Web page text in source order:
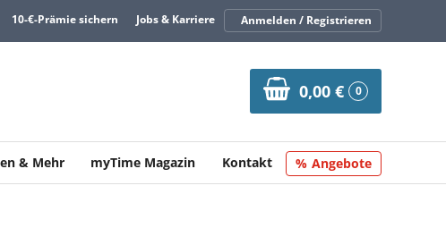
10-€-Prämie sichern Jobs & Karriere Anmelden / Registrieren
0,00 € 0
& Mehr myTime Magazin Kontakt Angebote